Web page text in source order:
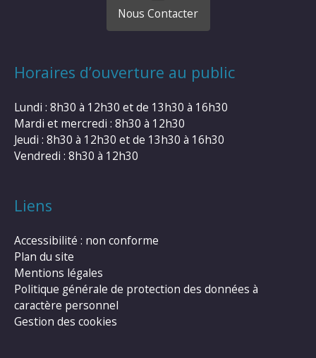
Nous Contacter
Horaires d’ouverture au public
Lundi : 8h30 à 12h30 et de 13h30 à 16h30
Mardi et mercredi : 8h30 à 12h30
Jeudi : 8h30 à 12h30 et de 13h30 à 16h30
Vendredi : 8h30 à 12h30
Liens
Accessibilité : non conforme
Plan du site
Mentions légales
Politique générale de protection des données à
caractère personnel
Gestion des cookies